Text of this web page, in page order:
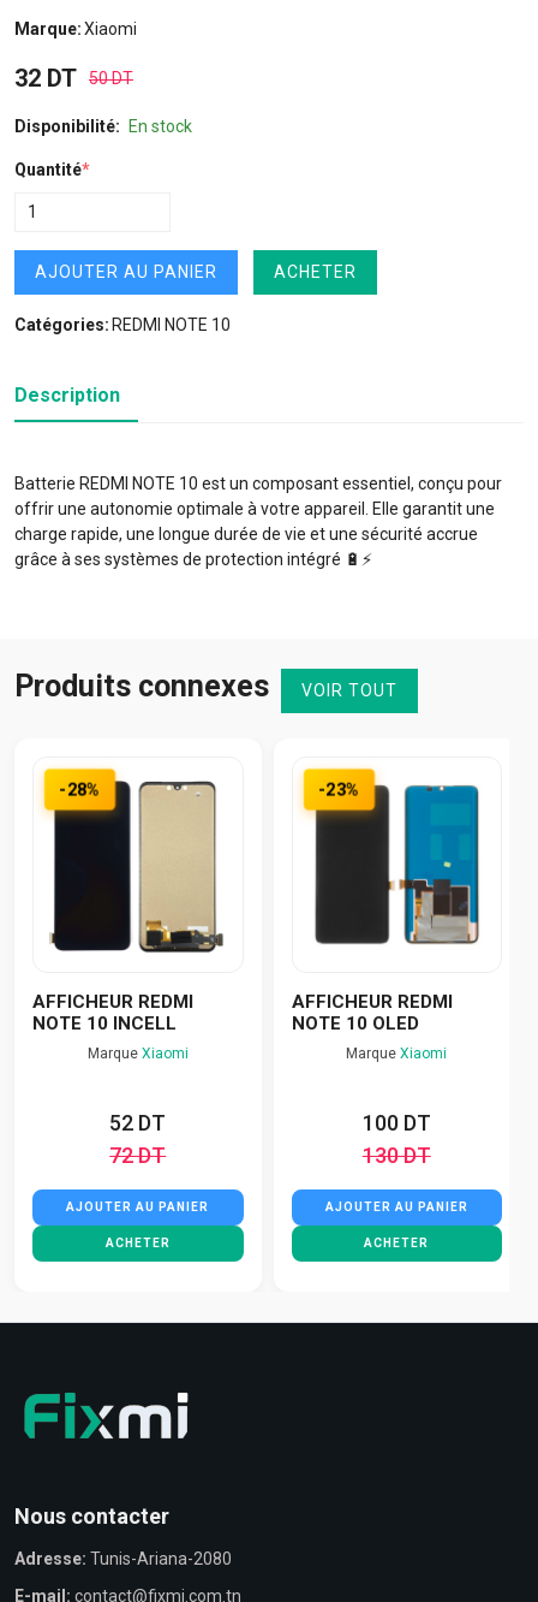
Marque:Xiaomi
32 DT 50 DT
Disponibilité: En stock
Quantité*
AJOUTER AU PANIER ACHETER
Catégories: REDMI NOTE 10
Description
Batterie REDMI NOTE 10 est un composant essentiel, conçu pour
offrir une autonomie optimale à votre appareil. Elle garantit une
charge rapide, une longue durée de vie et une sécurité accrue
grâce à ses systèmes de protection intégré 🔋⚡️
Produits connexes VOIR TOUT
-28%
AFFICHEUR REDMI
NOTE 10 INCELL
Marque Xiaomi
52 DT
72 DT
AJOUTER AU PANIER
ACHETER
-23%
AFFICHEUR REDMI
NOTE 10 OLED
MarqueXiaomi
100 DT
130 DT
AJOUTER AU PANIER
ACHETER
Nous contacter
Adresse: Tunis-Ariana-2080
E-mail: contact@fixmi.com.tn